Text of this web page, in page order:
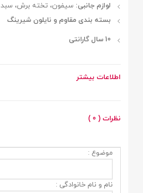
لوازم جانبی: سیفون، تخته برش، سبد
بسته بندی مقاوم و نایلون شیرینگ
10 سال گارانتی
اطلاعات بیشتر
نظرات ( 0 )
موضوع :
نام و نام خانوادگی :